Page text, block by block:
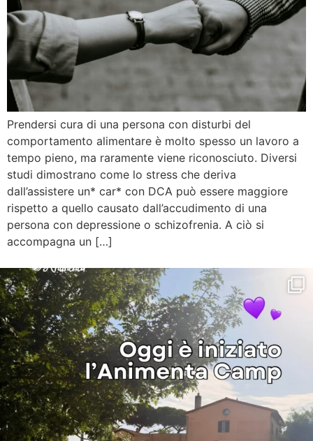
Prendersi cura di una persona con disturbi del
comportamento alimentare è molto spesso un lavoro a
tempo pieno, ma raramente viene riconosciuto. Diversi
studi dimostrano come lo stress che deriva
dall’assistere un* car* con DCA può essere maggiore
rispetto a quello causato dall’accudimento di una
persona con depressione o schizofrenia. A ciò si
accompagna un […]